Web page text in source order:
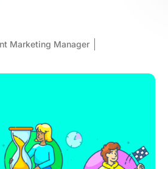
Marketing Manager